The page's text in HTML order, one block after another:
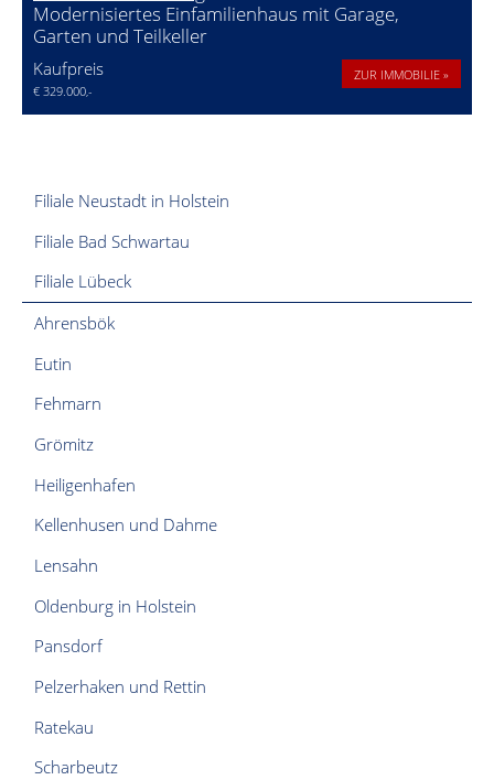
Modernisiertes Einfamilienhaus mit Garage,
Garten und Teilkeller
Kaufpreis
€ 329.000,-
ZUR IMMOBILIE »
Filiale Neustadt in Holstein
Filiale Bad Schwartau
Filiale Lübeck
Ahrensbök
Eutin
Fehmarn
Grömitz
Heiligenhafen
Kellenhusen und Dahme
Lensahn
Oldenburg in Holstein
Pansdorf
Pelzerhaken und Rettin
Ratekau
Scharbeutz